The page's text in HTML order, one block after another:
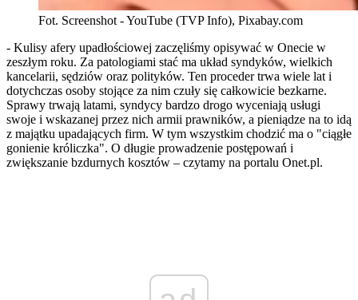
Fot. Screenshot - YouTube (TVP Info), Pixabay.com
- Kulisy afery upadłościowej zaczęliśmy opisywać w Onecie w
zeszłym roku. Za patologiami stać ma układ syndyków, wielkich
kancelarii, sędziów oraz polityków. Ten proceder trwa wiele lat i
dotychczas osoby stojące za nim czuły się całkowicie bezkarne.
Sprawy trwają latami, syndycy bardzo drogo wyceniają usługi
swoje i wskazanej przez nich armii prawników, a pieniądze na to idą
z majątku upadających firm. W tym wszystkim chodzić ma o "ciągłe
gonienie króliczka". O długie prowadzenie postępowań i
zwiększanie bzdurnych kosztów – czytamy na portalu Onet.pl.